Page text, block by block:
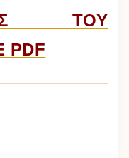
ΤΟΥ
PDF